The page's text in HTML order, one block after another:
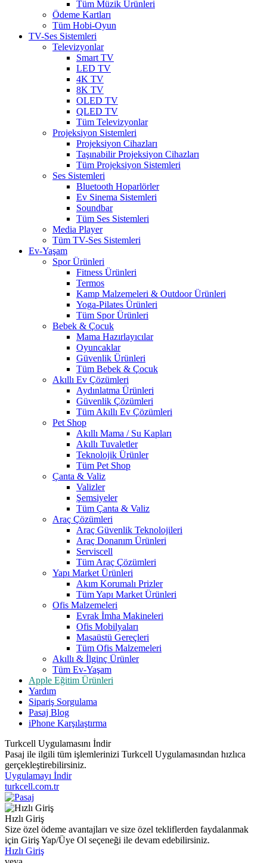
Tüm Müzik Ürünleri
Ödeme Kartları
Tüm Hobi-Oyun
TV-Ses Sistemleri
Televizyonlar
Smart TV
LED TV
4K TV
8K TV
OLED TV
QLED TV
Tüm Televizyonlar
Projeksiyon Sistemleri
Projeksiyon Cihazları
Taşınabilir Projeksiyon Cihazları
Tüm Projeksiyon Sistemleri
Ses Sistemleri
Bluetooth Hoparlörler
Ev Sinema Sistemleri
Soundbar
Tüm Ses Sistemleri
Media Player
Tüm TV-Ses Sistemleri
Ev-Yaşam
Spor Ürünleri
Fitness Ürünleri
Termos
Kamp Malzemeleri & Outdoor Ürünleri
Yoga-Pilates Ürünleri
Tüm Spor Ürünleri
Bebek & Çocuk
Mama Hazırlayıcılar
Oyuncaklar
Güvenlik Ürünleri
Tüm Bebek & Çocuk
Akıllı Ev Çözümleri
Aydınlatma Ürünleri
Güvenlik Çözümleri
Tüm Akıllı Ev Çözümleri
Pet Shop
Akıllı Mama / Su Kapları
Akıllı Tuvaletler
Teknolojik Ürünler
Tüm Pet Shop
Çanta & Valiz
Valizler
Şemsiyeler
Tüm Çanta & Valiz
Araç Çözümleri
Araç Güvenlik Teknolojileri
Araç Donanım Ürünleri
Serviscell
Tüm Araç Çözümleri
Yapı Market Ürünleri
Akım Korumalı Prizler
Tüm Yapı Market Ürünleri
Ofis Malzemeleri
Evrak İmha Makineleri
Ofis Mobilyaları
Masaüstü Gereçleri
Tüm Ofis Malzemeleri
Akıllı & İlginç Ürünler
Tüm Ev-Yaşam
Apple Eğitim Ürünleri
Yardım
Sipariş Sorgulama
Pasaj Blog
iPhone Karşılaştırma
Turkcell Uygulamasını İndir
Pasaj ile ilgili tüm işlemlerinizi Turkcell Uygulamasından hızlıca
gerçekleştirebilirsiniz.
Uygulamayı İndir
turkcell.com.tr
Hızlı Giriş
Size özel ödeme avantajları ve size özel tekliflerden faydalanmak
için Giriş Yap/Üye Ol seçeneği ile devam edebilirsiniz.
Hızlı Giriş